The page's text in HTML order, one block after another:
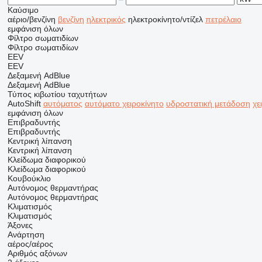
Καύσιμο
αέριο/βενζίνη βενζίνη ηλεκτρικός ηλεκτροκίνητο/ντίζελ πετρέλαιο
εμφάνιση όλων
Φίλτρο σωματιδίων
Φίλτρο σωματιδίων
EEV
EEV
Δεξαμενή AdBlue
Δεξαμενή AdBlue
Τύπος κιβωτίου ταχυτήτων
AutoShift αυτόματος αυτόματο χειροκίνητο υδροστατική μετάδοση
εμφάνιση όλων
Επιβραδυντής
Επιβραδυντής
Κεντρική λίπανση
Κεντρική λίπανση
Κλείδωμα διαφορικού
Κλείδωμα διαφορικού
Κουβούκλιο
Αυτόνομος θερμαντήρας
Αυτόνομος θερμαντήρας
Κλιματισμός
Κλιματισμός
Άξονες
Ανάρτηση
αέρος/αέρος
Αριθμός αξόνων